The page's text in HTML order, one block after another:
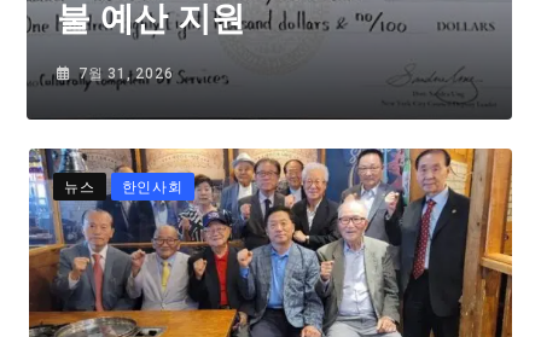
불 예산 지원
7월 31, 2026
뉴스 한인사회